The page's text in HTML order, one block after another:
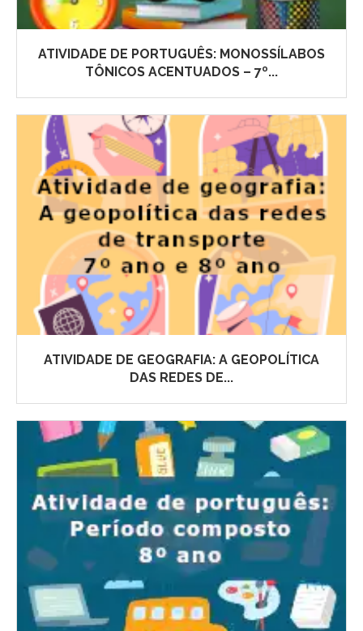
ATIVIDADE DE PORTUGUÊS: MONOSSÍLABOS
TÔNICOS ACENTUADOS – 7º...
ATIVIDADE DE GEOGRAFIA: A GEOPOLÍTICA
DAS REDES DE...